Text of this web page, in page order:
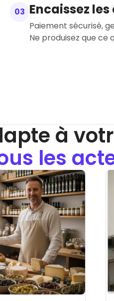
03 Encaissez
Paiement sécurisé,
à
les